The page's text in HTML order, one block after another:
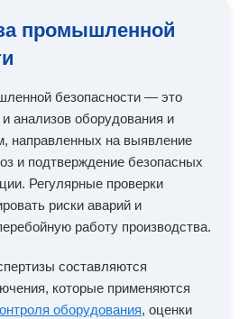
промышленной
безопасности — это
анализов оборудования и
направленных на выявление
и подтверждение безопасных
Регулярные проверки
риски аварий и
работу производства.
составляются
которые применяются
оборудования, оценки